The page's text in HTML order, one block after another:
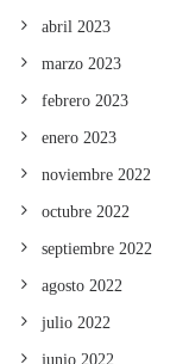
abril 2023
marzo 2023
febrero 2023
enero 2023
noviembre 2022
octubre 2022
septiembre 2022
agosto 2022
julio 2022
junio 2022